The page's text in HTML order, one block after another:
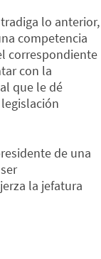
lo anterior,
competencia
correspondiente
con la
que le dé
de una
la jefatura